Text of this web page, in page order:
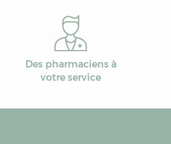
Des pharmaciens à
votre service